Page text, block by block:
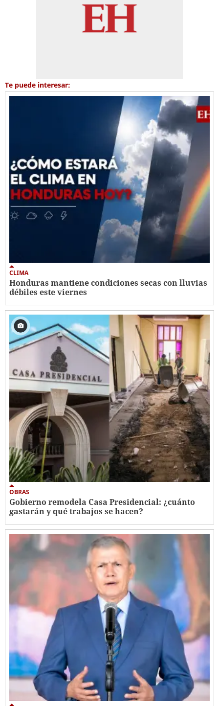
Te puede interesar:
CLIMA
Honduras mantiene condiciones secas con lluvias
débiles este viernes
OBRAS
Gobierno remodela Casa Presidencial: ¿cuánto
gastarán y qué trabajos se hacen?